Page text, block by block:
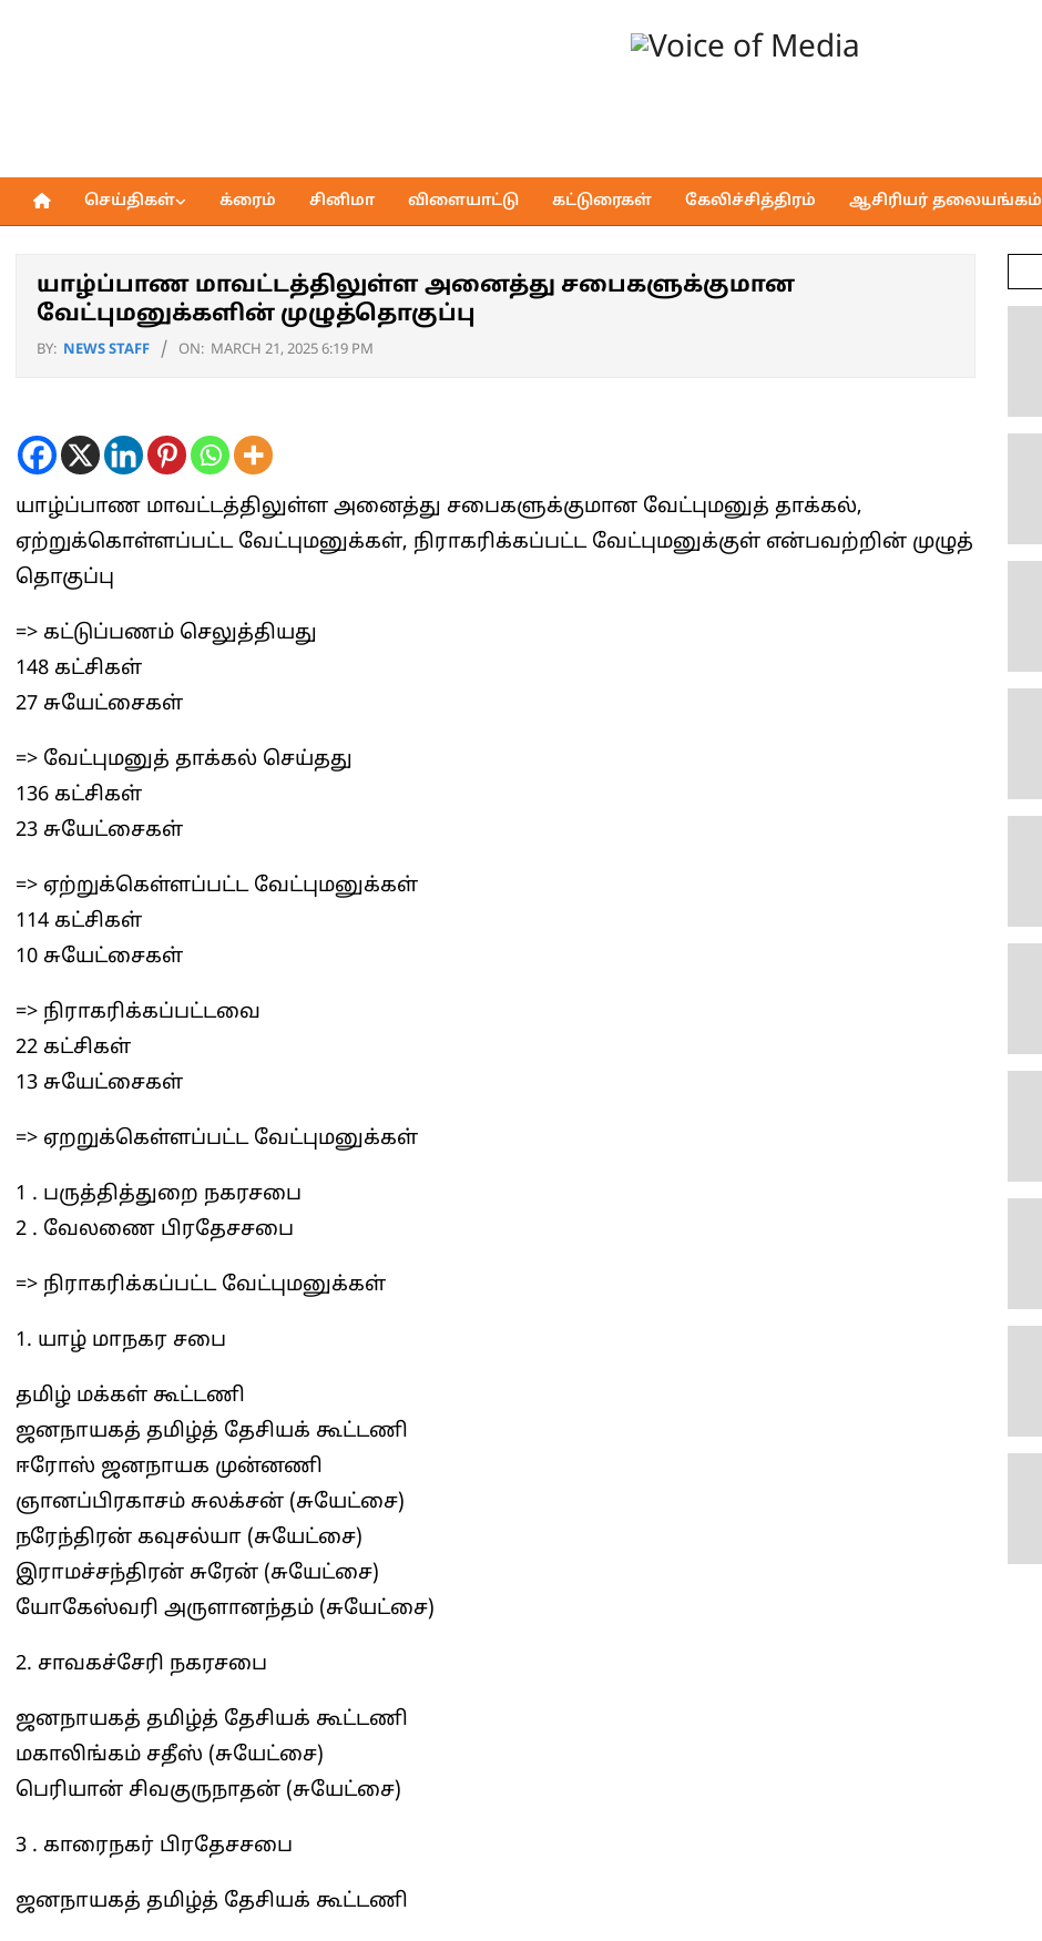
of
Media
Primary
செய்திகள் க்ரைம் சினிமா விளையாட்டு கட்டுரைகள் கேலிச்சித்திரம் ஆசிரியர் தலையங்கம்
யாழ்ப்பாண மாவட்டத்திலுள்ள அனைத்து சபைகளுக்குமான
வேட்புமனுக்களின் முழுத்தொகுப்பு
BY: NEWS STAFF ON: MARCH 21, 2025 6:19 PM
யாழ்ப்பாண மாவட்டத்திலுள்ள அனைத்து சபைகளுக்குமான வேட்புமனுத் தாக்கல்,
ஏற்றுக்கொள்ளப்பட்ட வேட்புமனுக்கள், நிராகரிக்கப்பட்ட வேட்புமனுக்குள் என்பவற்றின் முழுத்
தொகுப்பு
=> கட்டுப்பணம் செலுத்தியது
148 கட்சிகள்
27 சுயேட்சைகள்
=> வேட்புமனுத் தாக்கல் செய்தது
136 கட்சிகள்
23 சுயேட்சைகள்
=> ஏற்றுக்கெள்ளப்பட்ட வேட்புமனுக்கள்
114 கட்சிகள்
10 சுயேட்சைகள்
=> நிராகரிக்கப்பட்டவை
22 கட்சிகள்
13 சுயேட்சைகள்
=> ஏறறுக்கெள்ளப்பட்ட வேட்புமனுக்கள்
1 . பருத்தித்துறை நகரசபை
2 . வேலணை பிரதேசசபை
=> நிராகரிக்கப்பட்ட வேட்புமனுக்கள்
1. யாழ் மாநகர சபை
தமிழ் மக்கள் கூட்டணி
ஜனநாயகத் தமிழ்த் தேசியக் கூட்டணி
ஈரோஸ் ஜனநாயக முன்னணி
ஞானப்பிரகாசம் சுலக்சன் (சுயேட்சை)
நரேந்திரன் கவுசல்யா (சுயேட்சை)
இராமச்சந்திரன் சுரேன் (சுயேட்சை)
யோகேஸ்வரி அருளானந்தம் (சுயேட்சை)
2. சாவகச்சேரி நகரசபை
ஜனநாயகத் தமிழ்த் தேசியக் கூட்டணி
மகாலிங்கம் சதீஸ் (சுயேட்சை)
பெரியான் சிவகுருநாதன் (சுயேட்சை)
3 . காரைநகர் பிரதேசசபை
ஜனநாயகத் தமிழ்த் தேசியக் கூட்டணி